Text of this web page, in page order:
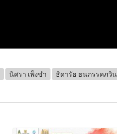
นิศรา เพ็งขำ ธิดารัธ ธนภรรคภวิน